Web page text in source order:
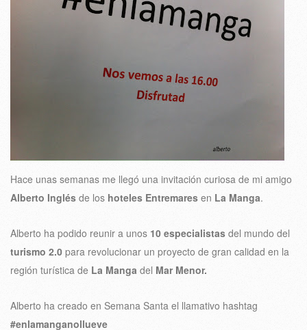
Hace unas semanas me llegó una invitación curiosa de mi amigo
Alberto Inglés de los hoteles Entremares en La Manga.
Alberto ha podido reunir a unos 10 especialistas del mundo del
turismo 2.0 para revolucionar un proyecto de gran calidad en la
región turística de La Manga del Mar Menor.
Alberto ha creado en Semana Santa el llamativo hashtag
#enlamanganollueve